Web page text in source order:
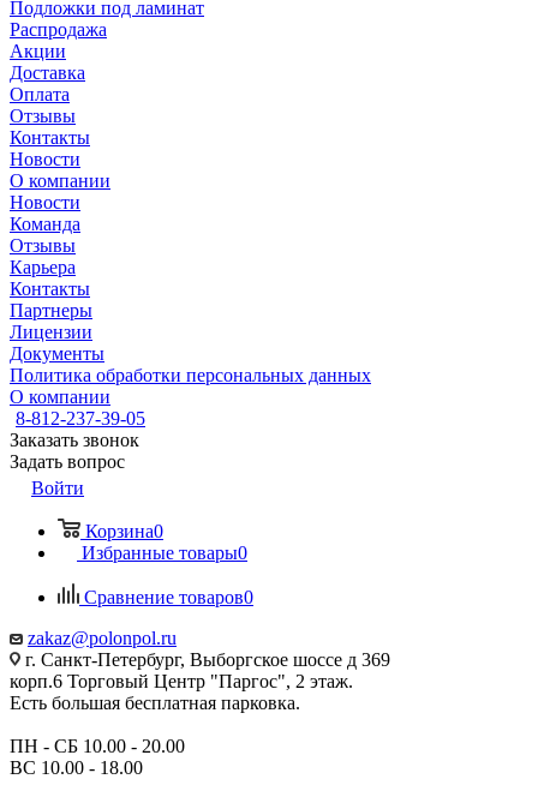
Подложки под ламинат
Распродажа
Акции
Доставка
Оплата
Отзывы
Контакты
Новости
О компании
Новости
Команда
Отзывы
Карьера
Контакты
Партнеры
Лицензии
Документы
Политика обработки персональных данных
О компании
8-812-237-39-05
Заказать звонок
Задать вопрос
Войти
Корзина0
Избранные товары0
Сравнение товаров0
zakaz@polonpol.ru
г. Санкт-Петербург, Выборгское шоссе д 369
корп.6 Торговый Центр "Паргос", 2 этаж.
Есть большая бесплатная парковка.
ПН - СБ 10.00 - 20.00
ВС 10.00 - 18.00